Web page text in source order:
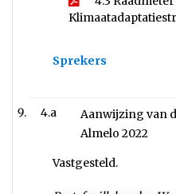
Sprekers
4.a
Aanwijzing van
Almelo 2022
Vastgesteld.